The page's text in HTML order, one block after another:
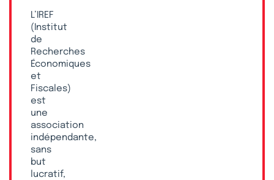
L’IREF
(Institut
de
Recherches
Économiques
et
Fiscales)
est
une
association
indépendante,
sans
but
lucratif,